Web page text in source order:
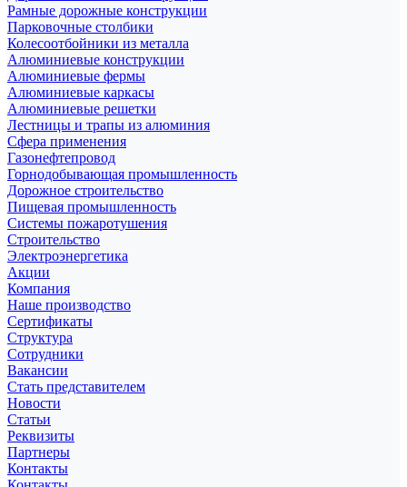
Рамные дорожные конструкции
Парковочные столбики
Колесоотбойники из металла
Алюминиевые конструкции
Алюминиевые фермы
Алюминиевые каркасы
Алюминиевые решетки
Лестницы и трапы из алюминия
Сфера применения
Газонефтепровод
Горнодобывающая промышленность
Дорожное строительство
Пищевая промышленность
Системы пожаротушения
Строительство
Электроэнергетика
Акции
Компания
Наше производство
Сертификаты
Структура
Сотрудники
Вакансии
Стать представителем
Новости
Статьи
Реквизиты
Партнеры
Контакты